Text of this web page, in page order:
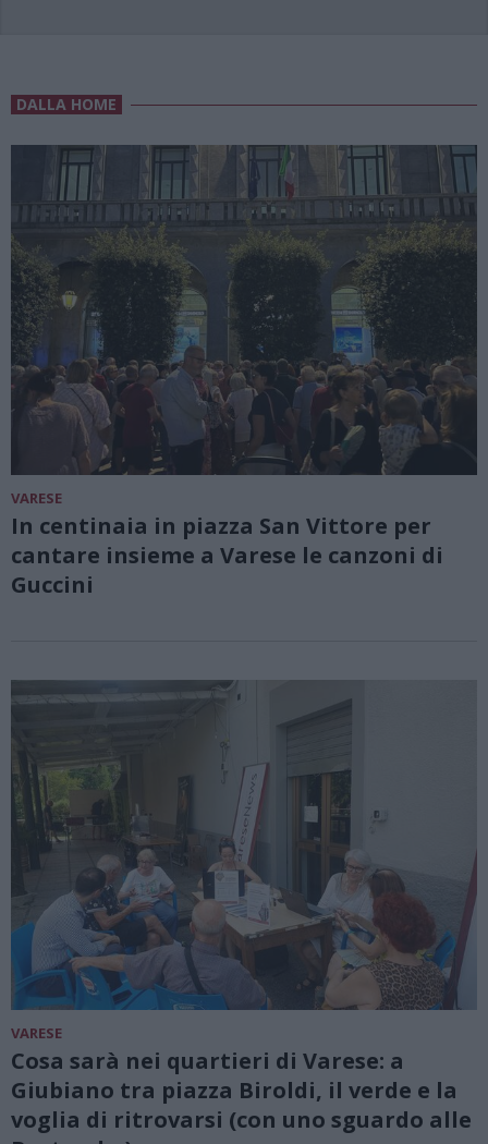
DALLA HOME
VARESE
In centinaia in piazza San Vittore per
cantare insieme a Varese le canzoni di
Guccini
VARESE
Cosa sarà nei quartieri di Varese: a
Giubiano tra piazza Biroldi, il verde e la
voglia di ritrovarsi (con uno sguardo alle